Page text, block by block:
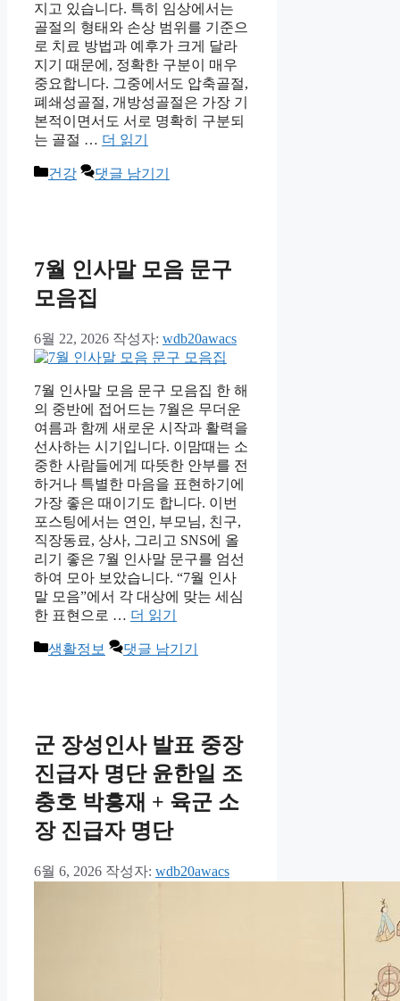
지고 있습니다. 특히 임상에서는
골절의 형태와 손상 범위를 기준으
로 치료 방법과 예후가 크게 달라
지기 때문에, 정확한 구분이 매우
중요합니다. 그중에서도 압축골절,
폐쇄성골절, 개방성골절은 가장 기
본적이면서도 서로 명확히 구분되
는 골절 … 더 읽기
카
건강 댓글 남기기
7월 인사말 모음 문구
모음집
6월 22, 2026 작성자: wdb20awacs
7월 인사말 모음 문구 모음집 한 해
의 중반에 접어드는 7월은 무더운
여름과 함께 새로운 시작과 활력을
선사하는 시기입니다. 이맘때는 소
중한 사람들에게 따뜻한 안부를 전
하거나 특별한 마음을 표현하기에
가장 좋은 때이기도 합니다. 이번
포스팅에서는 연인, 부모님, 친구,
직장동료, 상사, 그리고 SNS에 올
리기 좋은 7월 인사말 문구를 엄선
하여 모아 보았습니다. “7월 인사
말 모음”에서 각 대상에 맞는 세심
한 표현으로 … 더 읽기
카
생활정보 댓글 남기기
군 장성인사 발표 중장
진급자 명단 윤한일 조
충호 박흥재 + 육군 소
장 진급자 명단
6월 6, 2026 작성자: wdb20awacs